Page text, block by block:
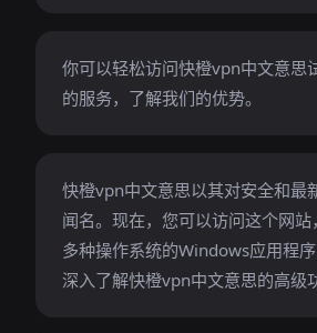
你可以轻松访问快橙vpn中文意思
的服务，了解我们的优势。
快橙vpn中文意思以其对安全和最
闻名。现在，您可以访问这个网
多种操作系统的Windows应用程
深入了解快橙vpn中文意思的高级